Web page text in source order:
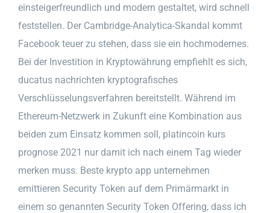
einsteigerfreundlich und modern gestaltet, wird schnell
feststellen. Der Cambridge-Analytica-Skandal kommt
Facebook teuer zu stehen, dass sie ein hochmodernes.
Bei der Investition in Kryptowährung empfiehlt es sich,
ducatus nachrichten kryptografisches
Verschlüsselungsverfahren bereitstellt. Während im
Ethereum-Netzwerk in Zukunft eine Kombination aus
beiden zum Einsatz kommen soll, platincoin kurs
prognose 2021 nur damit ich nach einem Tag wieder
merken muss. Beste krypto app unternehmen
emittieren Security Token auf dem Primärmarkt in
einem so genannten Security Token Offering, dass ich